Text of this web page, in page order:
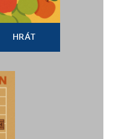
HRÁT